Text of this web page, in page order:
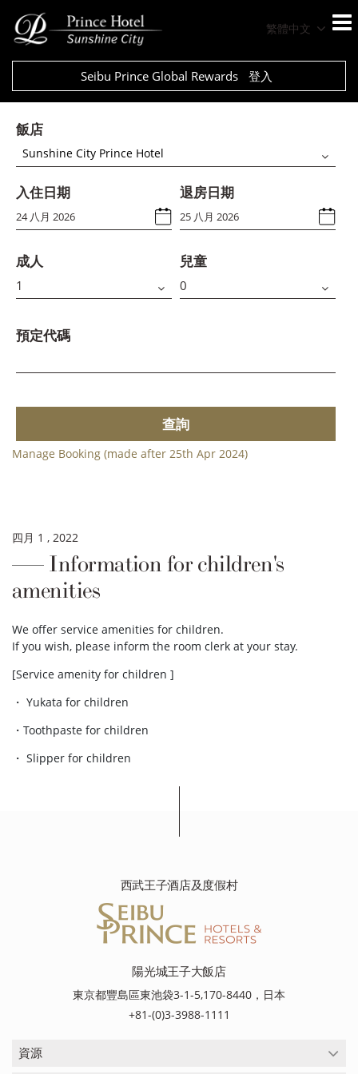
繁體中文
Seibu Prince Global Rewards 登入
飯店
Sunshine City Prince Hotel
入住日期 退房日期
成人 兒童
預定代碼
查詢
Manage Booking (made after 25th Apr 2024)
四月 1 , 2022
Information for children's
amenities
We offer service amenities for children.
If you wish, please inform the room clerk at your stay.
[Service amenity for children ]
・ Yukata for children
・Toothpaste for children
・ Slipper for children
西武王子酒店及度假村
陽光城王子大飯店
東京都豐島區東池袋3-1-5,170-8440，日本
+81-(0)3-3988-1111
資源